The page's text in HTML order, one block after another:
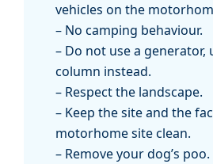
vehicles on the
– No camping behaviour.
– Do not use a generator,
column instead.
– Respect the landscape.
– Keep the site and the
motorhome site clean.
– Remove your dog’s poo.